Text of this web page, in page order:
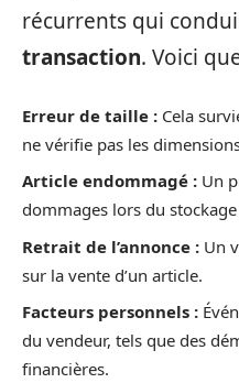
récurrents qui
transaction. Voici
Erreur de taille : Cela
ne vérifie pas les
Article endommagé : Un
dommages lors du stockage
Retrait de l’annonce : Un
sur la vente d’un article.
Facteurs personnels :
du vendeur, tels que des
financières.